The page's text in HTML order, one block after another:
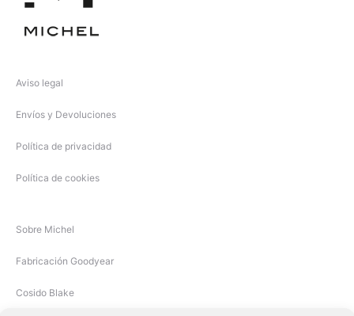
Aviso legal
Envíos y Devoluciones
Política de privacidad
Política de cookies
Sobre Michel
Fabricación Goodyear
Cosido Blake